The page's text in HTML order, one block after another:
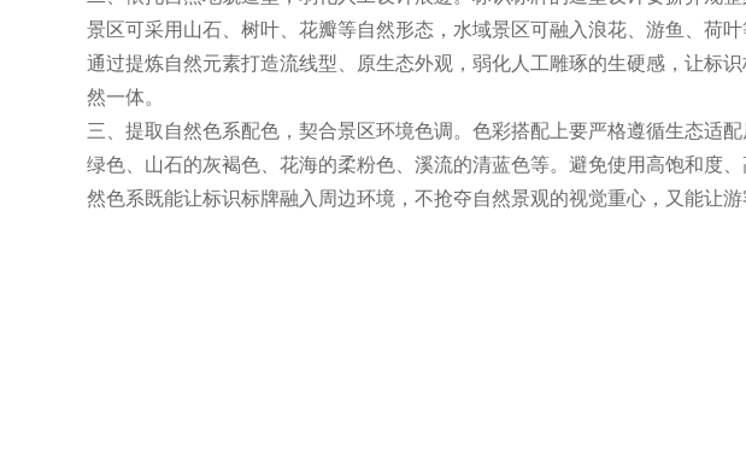
景区可采用山石、树叶、花瓣等自然形态，水域景区可融入浪花、游鱼、荷
通过提炼自然元素打造流线型、原生态外观，弱化人工雕琢的生硬感，让标
然一体。
三、提取自然色系配色，契合景区环境色调。色彩搭配上要严格遵循生态适
绿色、山石的灰褐色、花海的柔粉色、溪流的清蓝色等。避免使用高饱和度
然色系既能让标识标牌融入周边环境，不抢夺自然景观的视觉重心，又能让